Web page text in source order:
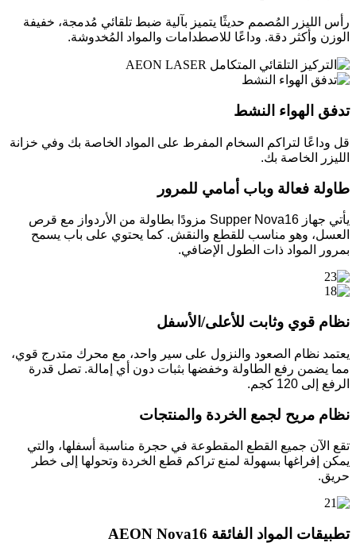
رأس الليزر المُصمم حديثًا يتميز بآلية ضبط تلقائي مُدمجة، خفيفة
الوزن وأكثر دقة. وداعًا للاصطدامات والمواد المُخدوشة.
تدفق الهواء النشط
قل وداعًا لتراكم السخام المفرط على المواد الخاصة بك وفي خزانة
الليزر الخاصة بك.
طاولة فعالة وباب أمامي للمرور
يأتي جهاز Supper Nova16 مزودًا بطاولة من الأردواز مع قرص
العسل، وهو مناسب للقطع والنقش. كما يحتوي على باب يسمح
بمرور المواد ذات الطول الإضافي.
نظام قوي وثابت للأعلى/الأسفل
يعتمد نظام الصعود والنزول على سير واحد، مع محرك متدرج قوي،
مما يضمن رفع الطاولة وخفضها بثبات دون أي إمالة. تصل قدرة
الرفع إلى 120 كجم.
نظام مريح لجمع الخردة والمنتجات
تقع الآن جميع القطع المقطوعة في حجرة مناسبة أسفلها، والتي
يمكن إفراغها بسهولة لمنع تراكم قطع الخردة وتحولها إلى خطر
حريق.
تطبيقات المواد الفائقة AEON Nova16